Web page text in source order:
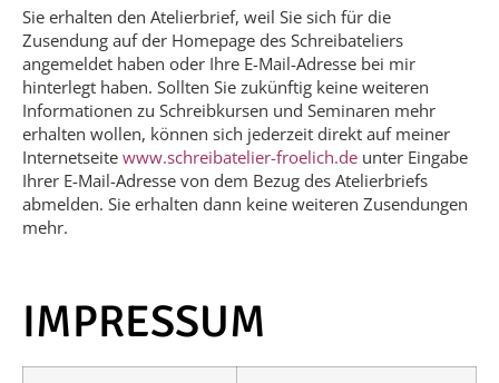
Sie erhalten den Atelierbrief, weil Sie sich für die
Zusendung auf der Homepage des Schreibateliers
angemeldet haben oder Ihre E-Mail-Adresse bei mir
hinterlegt haben. Sollten Sie zukünftig keine weiteren
Informationen zu Schreibkursen und Seminaren mehr
erhalten wollen, können sich jederzeit direkt auf meiner
Internetseite www.schreibatelier-froelich.de unter Eingabe
Ihrer E-Mail-Adresse von dem Bezug des Atelierbriefs
abmelden. Sie erhalten dann keine weiteren Zusendungen
mehr.
IMPRESSUM